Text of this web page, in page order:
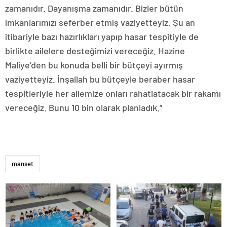
zamanıdır. Dayanışma zamanıdır. Bizler bütün
imkanlarımızı seferber etmiş vaziyetteyiz. Şu an
itibariyle bazı hazırlıkları yapıp hasar tespitiyle de
birlikte ailelere desteğimizi vereceğiz. Hazine
Maliye’den bu konuda belli bir bütçeyi ayırmış
vaziyetteyiz. İnşallah bu bütçeyle beraber hasar
tespitleriyle her ailemize onları rahatlatacak bir rakamı
vereceğiz. Bunu 10 bin olarak planladık.”
manset